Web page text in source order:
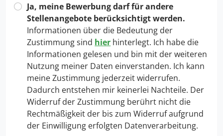
Ja, meine Bewerbung darf für andere
Stellenangebote berücksichtigt werden.
Informationen über die Bedeutung der
Zustimmung sind hier hinterlegt. Ich habe die
Informationen gelesen und bin mit der weiteren
Nutzung meiner Daten einverstanden. Ich kann
meine Zustimmung jederzeit widerrufen.
Dadurch entstehen mir keinerlei Nachteile. Der
Widerruf der Zustimmung berührt nicht die
Rechtmäßigkeit der bis zum Widerruf aufgrund
der Einwilligung erfolgten Datenverarbeitung.